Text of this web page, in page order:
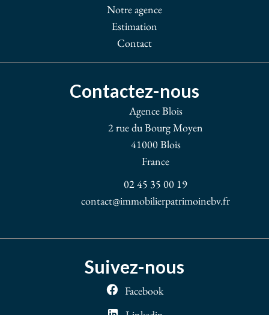
Notre agence
Estimation
Contact
Contactez-nous
Agence Blois
2 rue du Bourg Moyen
41000Blois
France
02 45 35 00 19
contact@immobilierpatrimoinebv.fr
Suivez-nous
Facebook